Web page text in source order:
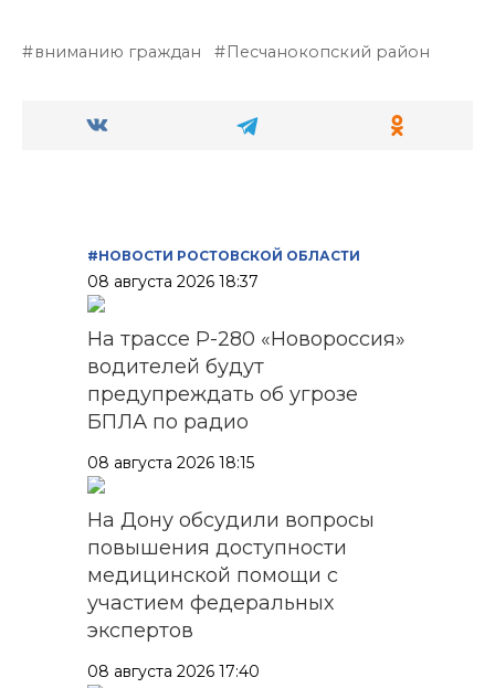
вниманию граждан Песчанокопский район
#НОВОСТИ РОСТОВСКОЙ ОБЛАСТИ
08 августа 2026 18:37
На трассе Р-280 «Новороссия»
водителей будут
предупреждать об угрозе
БПЛА по радио
08 августа 2026 18:15
На Дону обсудили вопросы
повышения доступности
медицинской помощи с
участием федеральных
экспертов
08 августа 2026 17:40